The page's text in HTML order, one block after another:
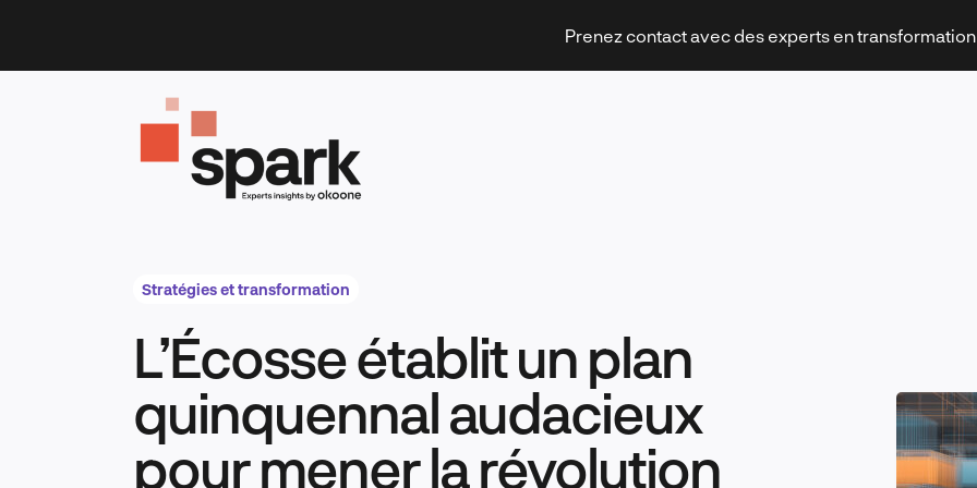
content
Prenez contact avec des experts en transformation
Technologies et innovation
Leadership et management
Stratégies et transformation
L’Écosse établit un plan
quinquennal audacieux
pour mener la révolution